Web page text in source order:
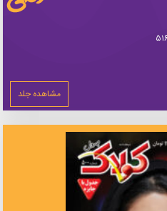
مشاهده جلد